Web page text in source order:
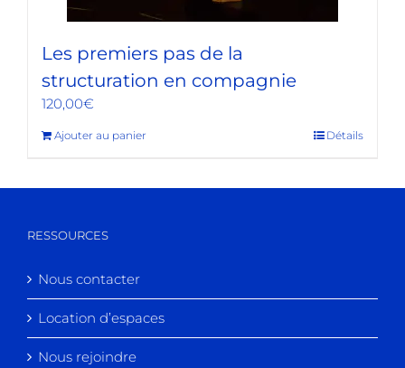
Les premiers pas de la
structuration en compagnie
120,00€
Ajouter au panier Détails
RESSOURCES
Nous contacter
Location d’espaces
Nous rejoindre